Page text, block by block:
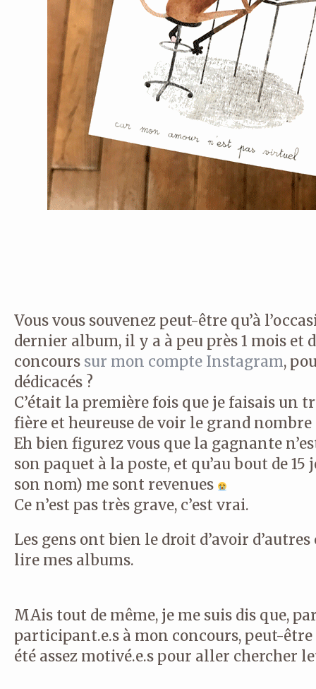
Vous vous souvenez peut-être qu’à
dernier album, il y a à peu près 1 mois et
concours sur mon compte Instagram,
dédicacés ?
C’était la première fois que je faisais un
fière et heureuse de voir le grand
Eh bien figurez vous que la gagnante
son paquet à la poste, et qu’au bout de 15
son nom) me sont revenues
Ce n’est pas très grave, c’est vrai.
Les gens ont bien le droit d’avoir
lire mes albums.
MAis tout de même, je me suis dis que,
participant.e.s à mon concours, peut-
été assez motivé.e.s pour aller chercher